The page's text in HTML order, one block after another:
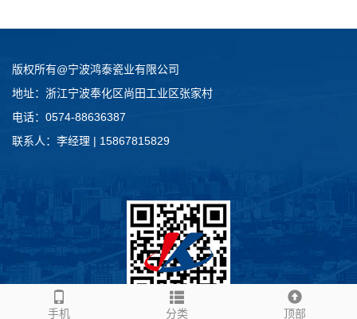
手机 分类 顶部
版权所有@宁波鸿泰瓷业有限公司
地址：浙江宁波奉化区尚田工业区张家村
电话：0574-88636387
联系人：李经理 | 15867815829